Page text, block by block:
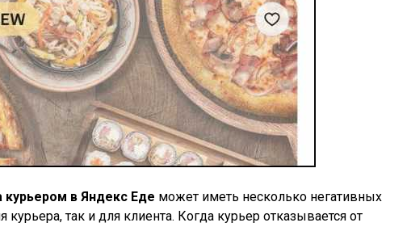
курьером в Яндекс Еде может иметь несколько негативных
курьера, так и для клиента. Когда курьер отказывается от